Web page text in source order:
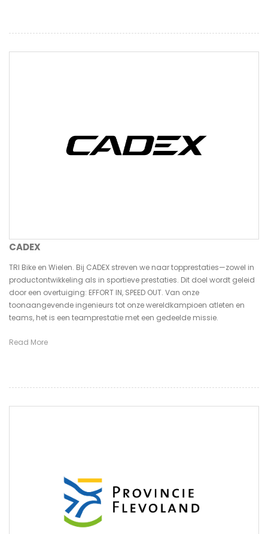
CADEX
TRI Bike en Wielen. Bij CADEX streven we naar topprestaties—zowel in
productontwikkeling als in sportieve prestaties. Dit doel wordt geleid
door een overtuiging: EFFORT IN, SPEED OUT. Van onze
toonaangevende ingenieurs tot onze wereldkampioen atleten en
teams, het is een teamprestatie met een gedeelde missie.
Read More